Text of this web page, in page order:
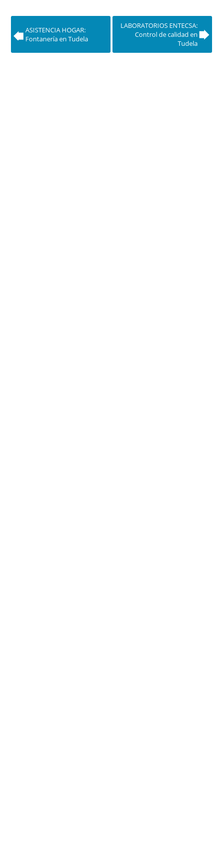
ASISTENCIA HOGAR:
Fontanería en Tudela
LABORATORIOS ENTECSA:
Control de calidad en
Tudela